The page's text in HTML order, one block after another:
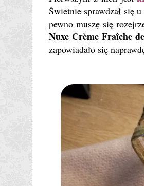
Świetnie sprawdzał się
pewno muszę się
Nuxe Crème Fraîche
zapowiadało się